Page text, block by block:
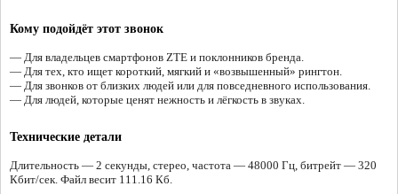
Кому подойдёт этот звонок
— Для владельцев смартфонов ZTE и поклонников бренда.
— Для тех, кто ищет короткий, мягкий и «возвышенный» рингтон.
— Для звонков от близких людей или для повседневного использования.
— Для людей, которые ценят нежность и лёгкость в звуках.
Технические детали
Длительность — 2 секунды, стерео, частота — 48000 Гц, битрейт — 320
Кбит/сек. Файл весит 111.16 Кб.